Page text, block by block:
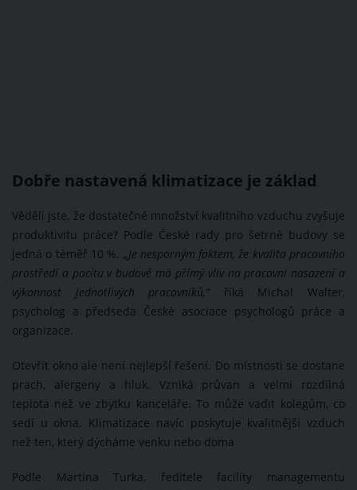
Dobře nastavená klimatizace je základ
Věděli jste, že dostatečné množství kvalitního vzduchu zvyšuje
produktivitu práce? Podle České rady pro šetrné budovy se
jedná o téměř 10 %. „Je nesporným faktem, že kvalita pracovního
prostředí a pocitu v budově má přímý vliv na pracovní nasazení a
výkonnost jednotlivých pracovníků,“říká Michal Walter,
psycholog a předseda České asociace psychologů práce a
organizace.
Otevřít okno ale není nejlepší řešení. Do místnosti se dostane
prach, alergeny a hluk. Vzniká průvan a velmi rozdílná
teplota než ve zbytku kanceláře. To může vadit kolegům, co
sedí u okna. Klimatizace navíc poskytuje kvalitnější vzduch
než ten, který dýcháme venku nebo doma
Podle Martina Turka, ředitele facility managementu